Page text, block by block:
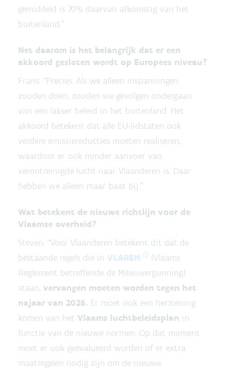
gemiddeld is 70% daarvan afkomstig van het
buitenland.”
Net daarom is het belangrijk dat er een
akkoord gesloten wordt op Europees niveau?
Frans: “Precies. Als we alleen inspanningen
zouden doen, zouden we gevolgen ondergaan
van een lakser beleid in het buitenland. Het
akkoord betekent dat alle EU-lidstaten ook
verdere emissiereducties moeten realiseren,
waardoor er ook minder aanvoer van
verontreinigde lucht naar Vlaanderen is. Daar
hebben we alleen maar baat bij.”
Wat betekent de nieuwe richtlijn voor de
Vlaamse overheid?
Steven: “Voor Vlaanderen betekent dit dat de
bestaande regels die in VLAREM
(Vlaams
Reglement betreffende de Milieuvergunning)
staan, vervangen moeten worden tegen het
najaar van 2026. Er moet ook een herziening
komen van het Vlaams luchtbeleidsplan in
functie van de nieuwe normen. Op dat moment
moet er ook geëvalueerd worden of er extra
maatregelen nodig zijn om de nieuwe